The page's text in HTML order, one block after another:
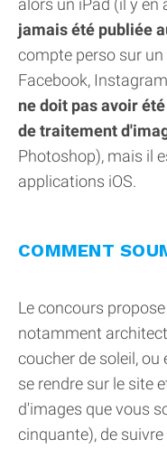
jamais été publiée
compte perso sur
Facebook,
ne doit pas avoir
de traitement
Photoshop), mais il
applications iOS.
COMMENT
Le concours
notamment
coucher de soleil,
se rendre sur le site
d'images que vous
cinquante), de